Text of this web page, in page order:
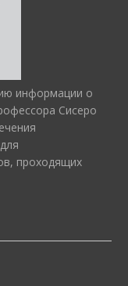
информации о
Сисеро
проходящих